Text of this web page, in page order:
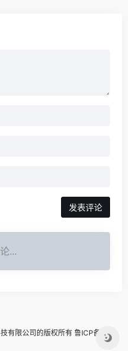
...
有限公司的版权所有 鲁ICP备